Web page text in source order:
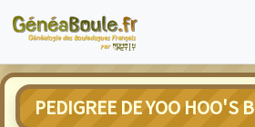
PEDIGREE DE YOO HOO'S